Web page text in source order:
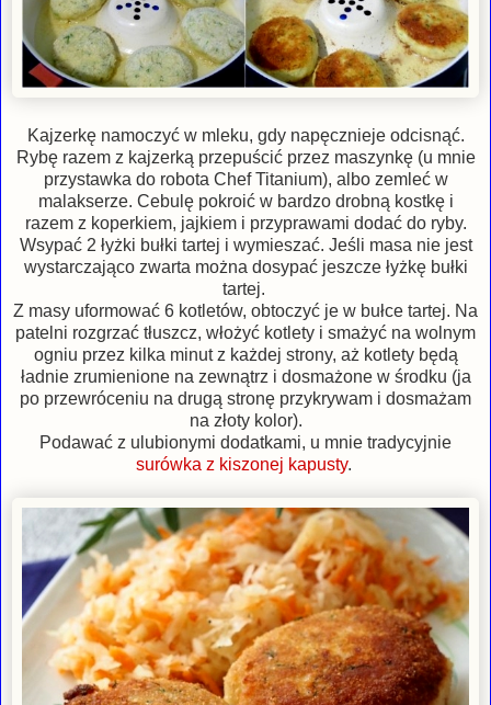
Kajzerkę namoczyć w mleku, gdy napęcznieje odcisnąć.
Rybę razem z kajzerką przepuścić przez maszynkę (u mnie
przystawka do robota Chef Titanium), albo zemleć w
malakserze. Cebulę pokroić w bardzo drobną kostkę i
razem z koperkiem, jajkiem i przyprawami dodać do ryby.
Wsypać 2 łyżki bułki tartej i wymieszać. Jeśli masa nie jest
wystarczająco zwarta można dosypać jeszcze łyżkę bułki
tartej.
Z masy uformować 6 kotletów, obtoczyć je w bułce tartej. Na
patelni rozgrzać tłuszcz, włożyć kotlety i smażyć na wolnym
ogniu przez kilka minut z każdej strony, aż kotlety będą
ładnie zrumienione na zewnątrz i dosmażone w środku (ja
po przewróceniu na drugą stronę przykrywam i dosmażam
na złoty kolor).
Podawać z ulubionymi dodatkami, u mnie tradycyjnie
surówka z kiszonej kapusty.